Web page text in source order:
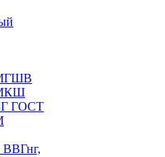
МКШ
ГОСТ
ВВГнг,